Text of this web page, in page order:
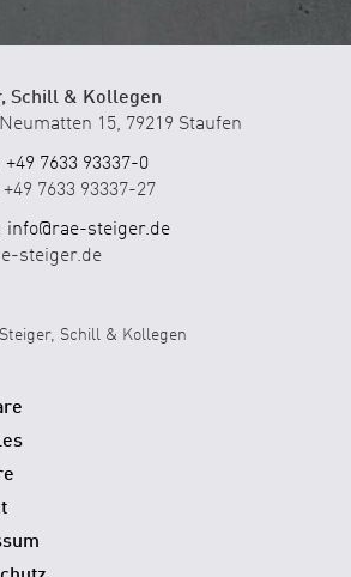
Schill & Kollegen
15, 79219 Staufen
+49 7633 93337-0
+49 7633 93337-27
info@rae-steiger.de
steiger.de
Schill & Kollegen